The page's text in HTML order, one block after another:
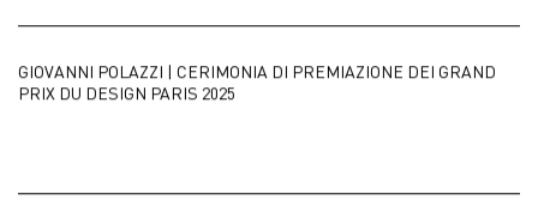
GIOVANNI POLAZZI | CERIMONIA DI PREMIAZIONE DEI GRAND
PRIX DU DESIGN PARIS 2025